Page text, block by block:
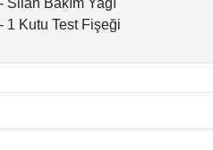
- 1 Kutu Test Fişeği